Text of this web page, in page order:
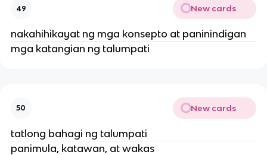
49 New cards
nakahihikayat ng mga konsepto at paninindigan
mga katangian ng talumpati
50 New cards
tatlong bahagi ng talumpati
panimula, katawan, at wakas